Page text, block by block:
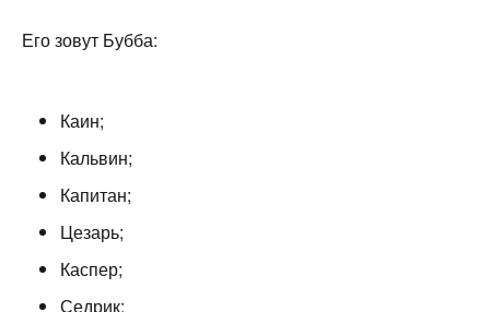
Его зовут Бубба:
Каин;
Кальвин;
Капитан;
Цезарь;
Каспер;
Седрик;